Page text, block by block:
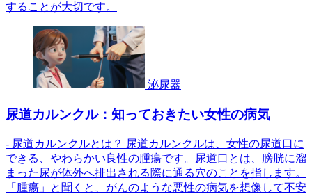
することが大切です。
泌尿器
尿道カルンクル：知っておきたい女性の病気
- 尿道カルンクルとは？ 尿道カルンクルは、女性の尿道口に
できる、やわらかい良性の腫瘍です。尿道口とは、膀胱に溜
まった尿が体外へ排出される際に通る穴のことを指します。
「腫瘍」と聞くと、がんのような悪性の病気を想像して不安